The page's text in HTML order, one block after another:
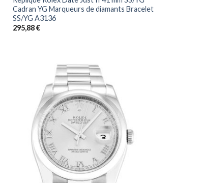
Cadran YG Marqueurs de diamants Bracelet
SS/YG A3136
295,88€